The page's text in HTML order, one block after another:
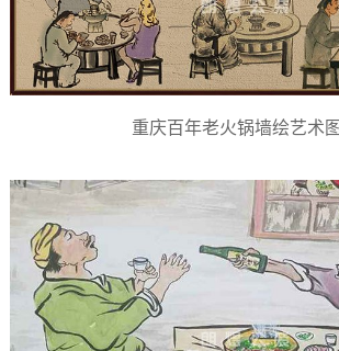
重庆百年老火锅墙绘艺术